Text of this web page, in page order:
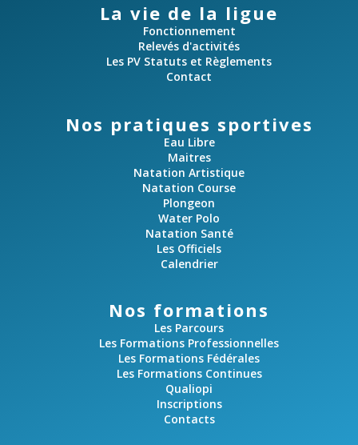
La vie de la ligue
Fonctionnement
Relevés d'activités
Les PV Statuts et Règlements
Contact
Nos pratiques sportives
Eau Libre
Maitres
Natation Artistique
Natation Course
Plongeon
Water Polo
Natation Santé
Les Officiels
Calendrier
Nos formations
Les Parcours
Les Formations Professionnelles
Les Formations Fédérales
Les Formations Continues
Qualiopi
Inscriptions
Contacts